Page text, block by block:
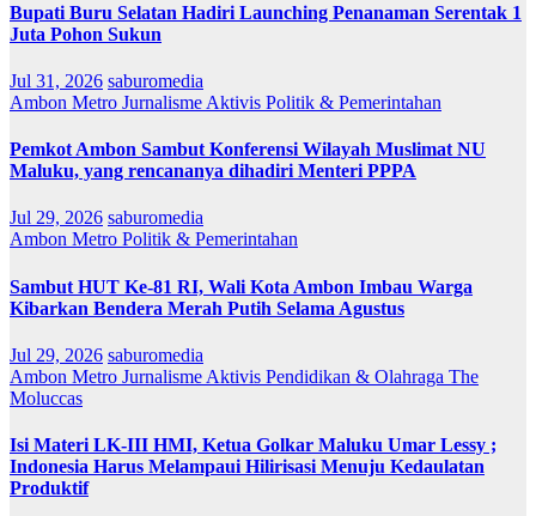
Bupati Buru Selatan Hadiri Launching Penanaman Serentak 1
Juta Pohon Sukun
Jul 31, 2026 saburomedia
Ambon Metro Jurnalisme Aktivis Politik & Pemerintahan
Pemkot Ambon Sambut Konferensi Wilayah Muslimat NU
Maluku, yang rencananya dihadiri Menteri PPPA
Jul 29, 2026 saburomedia
Ambon Metro Politik & Pemerintahan
Sambut HUT Ke-81 RI, Wali Kota Ambon Imbau Warga
Kibarkan Bendera Merah Putih Selama Agustus
Jul 29, 2026 saburomedia
Ambon Metro Jurnalisme Aktivis Pendidikan & Olahraga The
Moluccas
Isi Materi LK-III HMI, Ketua Golkar Maluku Umar Lessy ;
Indonesia Harus Melampaui Hilirisasi Menuju Kedaulatan
Produktif